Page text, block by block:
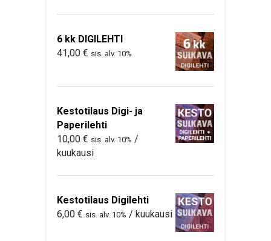
6 kk DIGILEHTI
41,00 € sis. alv. 10%
Kestotilaus Digi- ja
Paperilehti
10,00 € sis. alv. 10% /
kuukausi
Kestotilaus Digilehti
6,00 € sis. alv. 10% / kuukausi